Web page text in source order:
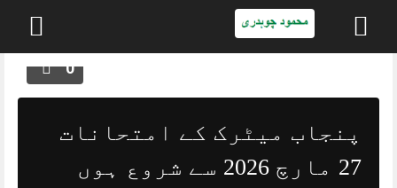
0
پنجاب میٹرک کے امتحانات
27 مارچ 2026 سے شروع ہوں